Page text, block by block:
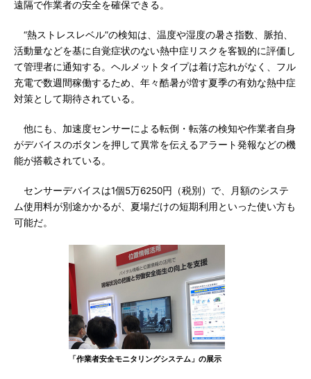
遠隔で作業者の安全を確保できる。
“熱ストレスレベル”の検知は、温度や湿度の暑さ指数、脈拍、
活動量などを基に自覚症状のない熱中症リスクを客観的に評価し
て管理者に通知する。ヘルメットタイプは着け忘れがなく、フル
充電で数週間稼働するため、年々酷暑が増す夏季の有効な熱中症
対策として期待されている。
他にも、加速度センサーによる転倒・転落の検知や作業者自身
がデバイスのボタンを押して異常を伝えるアラート発報などの機
能が搭載されている。
センサーデバイスは1個5万6250円（税別）で、月額のシステ
ム使用料が別途かかるが、夏場だけの短期利用といった使い方も
可能だ。
「作業者安全モニタリングシステム」の展示